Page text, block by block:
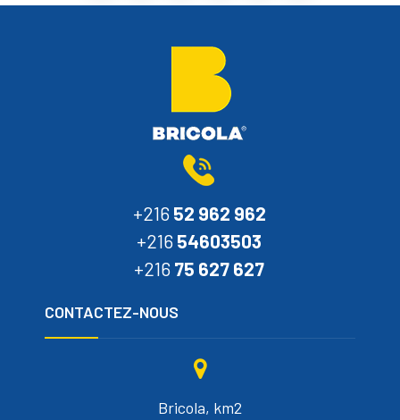
+216 52 962 962
+216 54603503
+216 75 627 627
CONTACTEZ-NOUS
Bricola, km2